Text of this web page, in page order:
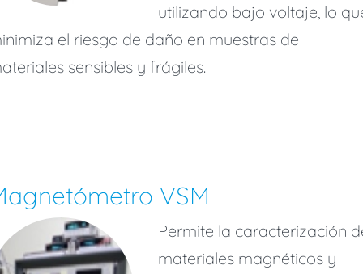
utilizando bajo voltaje, lo
el riesgo de daño en muestras de
sensibles y frágiles.
VSM
Permite la caracterización
materiales magnéticos y